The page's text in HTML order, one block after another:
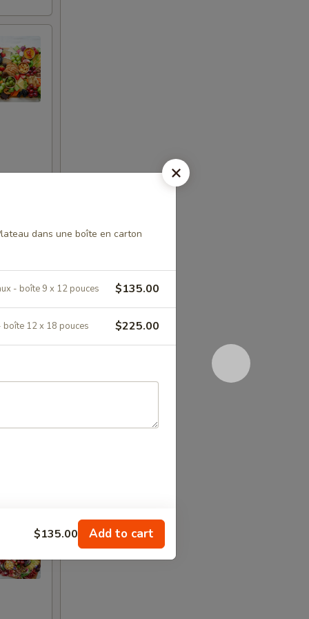
Un
de
de main,
dans une boîte en carton
- boîte 9 x 12 pouces $135.00
boîte 12 x 18 pouces $225.00
$135.00 Add to cart